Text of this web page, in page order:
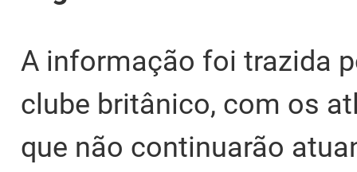
A informação foi trazida
clube britânico, com os
que não continuarão